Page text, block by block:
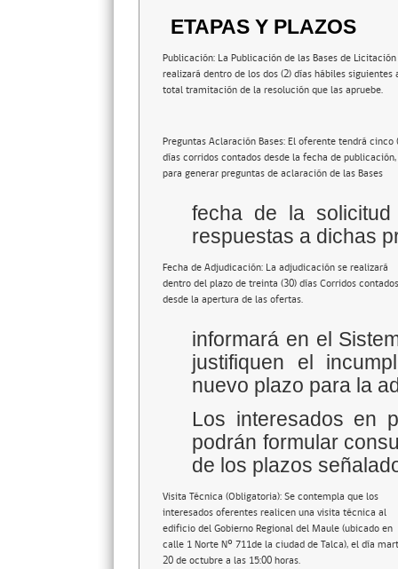
ETAPAS Y PLAZOS
Publicación: La Publicación de las Bases de
realizará dentro de los dos (2) días hábiles siguientes
total tramitación de la resolución que las apruebe.
Preguntas Aclaración Bases: El oferente tendrá cinco
días corridos contados desde la fecha de publicación,
para generar preguntas de aclaración de las Bases
fecha de la
respuestas a dichas
Fecha de Adjudicación: La adjudicación se realizará
dentro del plazo de treinta (30) días Corridos contados
desde la apertura de las ofertas.
informará en el
justifiquen el
nuevo plazo para la
Los interesados en
podrán formular
de los plazos
Visita Técnica (Obligatoria): Se contempla que los
interesados oferentes realicen una visita técnica al
edificio del Gobierno Regional del Maule (ubicado en
calle 1 Norte Nº 711de la ciudad de Talca), el día
20 de octubre a las 15:00 horas.